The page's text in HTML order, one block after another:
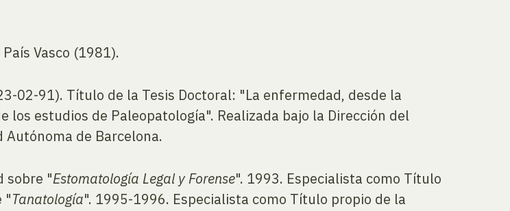
Vasco (1981).
02-91). Título de la Tesis Doctoral: "La enfermedad, desde la
los estudios de Paleopatología". Realizada bajo la Dirección del
Autónoma de Barcelona.
sobre "Estomatología Legal y Forense". 1993. Especialista como Título
"Tanatología". 1995-1996. Especialista como Título propio de la